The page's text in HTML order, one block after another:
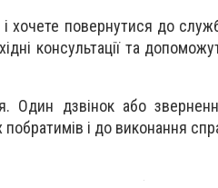
хочете повернутися до
консультації та
Один дзвінок або
і до виконання